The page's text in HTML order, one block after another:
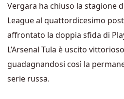
Vergara ha chiuso la stagione
League al quattordicesimo
affrontato la doppia sfida di
L’Arsenal Tula è uscito
guadagnandosi così la
serie russa.